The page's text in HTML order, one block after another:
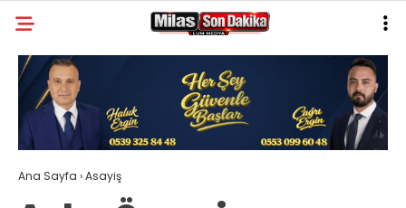
21.5
GALERİ YAZARLAR
MILAS
MUĞLA’DAN
Ana Sayfa ›Asayiş